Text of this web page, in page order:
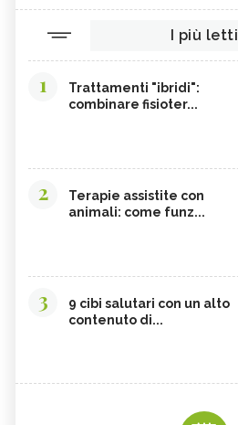
I più letti
1
Trattamenti "ibridi":
combinare fisioter...
2
Terapie assistite con
animali: come funz...
3
9 cibi salutari con un alto
contenuto di...